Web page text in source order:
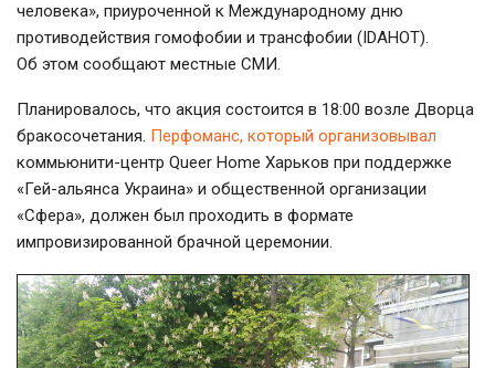
человека», приуроченной к Международному дню
противодействия гомофобии и трансфобии (IDAHOT).
Об этом сообщают местные СМИ.
Планировалось, что акция состоится в 18:00 возле Дворца
бракосочетания. Перфоманс, который организовывал
коммьюнити-центр Queer Home Харьков при поддержке
«Гей-альянса Украина» и общественной организации
«Сфера», должен был проходить в формате
импровизированной брачной церемонии.